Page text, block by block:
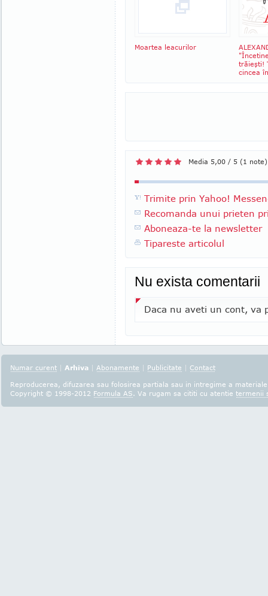
Moartea leacurilor
trăieşti!
cincea
Media 5,00 / 5 (1 note)
Trimite prin Yahoo!
Recomanda unui prieten
Aboneaza-te la newsletter
Tipareste articolul
Nu exista comentarii
Daca nu aveti un cont, va
Numar curent | Arhiva | Abonamente | Publicitate | Contact
Reproducerea, difuzarea sau folosirea partiala sau in intregime a
Copyright © 1998-2012 Formula AS. Va rugam sa cititi cu atentie termenii